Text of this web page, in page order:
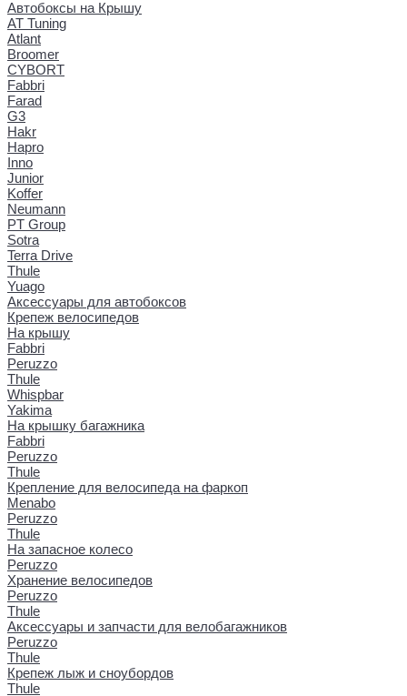
Автобоксы на Крышу
AT Tuning
Atlant
Broomer
CYBORT
Fabbri
Farad
G3
Hakr
Hapro
Inno
Junior
Koffer
Neumann
PT Group
Sotra
Terra Drive
Thule
Yuago
Аксессуары для автобоксов
Крепеж велосипедов
На крышу
Fabbri
Peruzzo
Thule
Whispbar
Yakima
На крышку багажника
Fabbri
Peruzzo
Thule
Крепление для велосипеда на фаркоп
Menabo
Peruzzo
Thule
На запасное колесо
Peruzzo
Хранение велосипедов
Peruzzo
Thule
Аксессуары и запчасти для велобагажников
Peruzzo
Thule
Крепеж лыж и сноубордов
Thule